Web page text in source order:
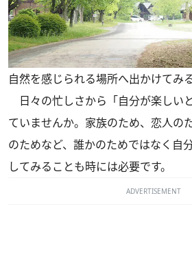
自然を感じられる場所へ出かけてみ
日々の忙しさから「自分が楽しい
ていませんか。家族のため、恋人の
のためなど、誰かのためではなく自
してみることも時には必要です。
ADVERTISEMENT